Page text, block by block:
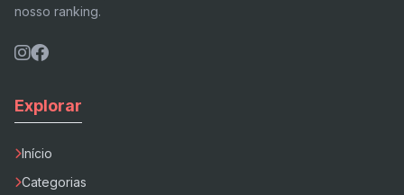
nosso ranking.
Explorar
Início
Categorias